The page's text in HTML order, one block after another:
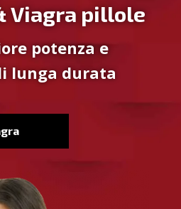
Viagra pillole
potenza e
lunga durata